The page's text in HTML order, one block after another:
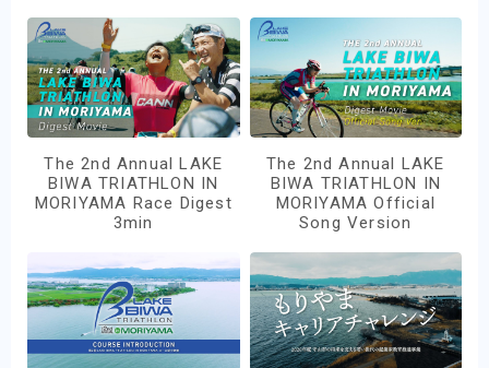
The 2nd Annual LAKE
BIWA TRIATHLON IN
MORIYAMA Race Digest
3min
The 2nd Annual LAKE
BIWA TRIATHLON IN
MORIYAMA Official
Song Version